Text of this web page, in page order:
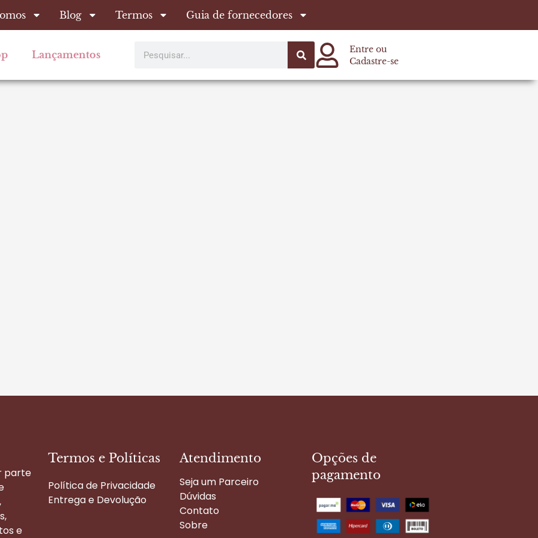
Blog Termos Guia de fornecedores
Lançamentos
Entre ou
Cadastre-se
parte
e
Termos e Políticas
Política de Privacidade
Entrega e Devolução
Atendimento
Seja um Parceiro
Dúvidas
Contato
Sobre
Opções de
pagamento